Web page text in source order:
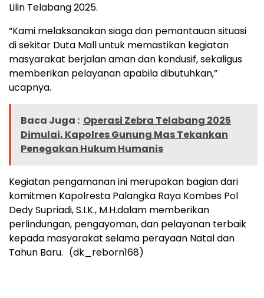
Lilin Telabang 2025.
“Kami melaksanakan siaga dan pemantauan situasi
di sekitar Duta Mall untuk memastikan kegiatan
masyarakat berjalan aman dan kondusif, sekaligus
memberikan pelayanan apabila dibutuhkan,”
ucapnya.
Baca Juga : Operasi Zebra Telabang 2025
Dimulai, Kapolres Gunung Mas Tekankan
Penegakan Hukum Humanis
Kegiatan pengamanan ini merupakan bagian dari
komitmen Kapolresta Palangka Raya Kombes Pol
Dedy Supriadi, S.I.K., M.H.dalam memberikan
perlindungan, pengayoman, dan pelayanan terbaik
kepada masyarakat selama perayaan Natal dan
Tahun Baru. (dk_reborn168)